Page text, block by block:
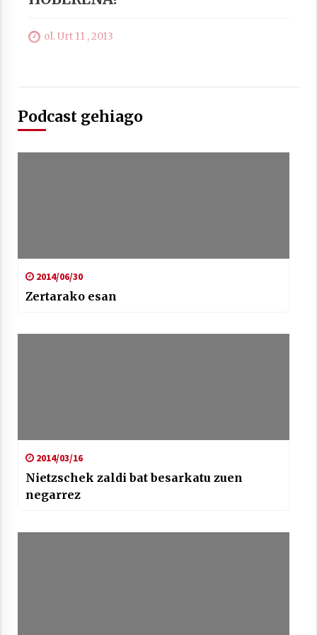
2021/07/01
2021/06/30
ol. Urt 11 , 2013
Podcast gehiago
2014/06/30
Zertarako esan
2014/03/16
Nietzschek zaldi bat besarkatu zuen
negarrez